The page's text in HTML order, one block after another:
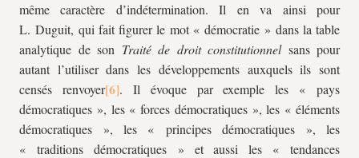
même caractère d’indétermination. Il en va ainsi pour
L. Duguit, qui fait figurer le mot « démocratie » dans la table
analytique de son Traité de droit constitutionnelsans pour
autant l’utiliser dans les développements auxquels ils sont
censés renvoyer
. Il évoque par exemple les « pays
démocratiques », les « forces démocratiques », les « éléments
démocratiques », les « principes démocratiques », les
« traditions démocratiques » et aussi les « tendances